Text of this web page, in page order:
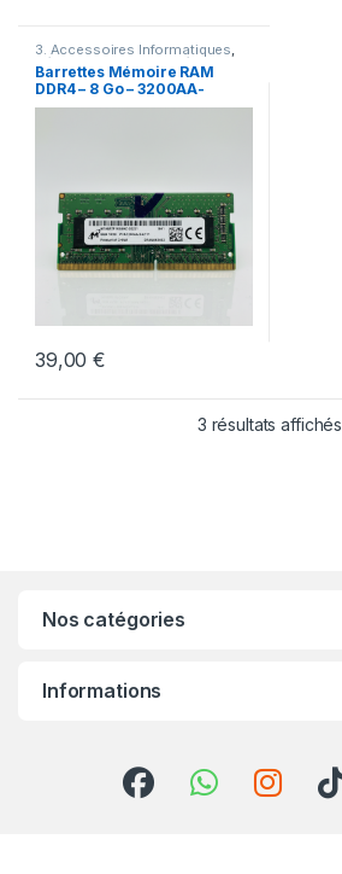
3. Accessoires Informatiques,
Déstockage , Offres spéciales
Barrettes Mémoire RAM
DDR4 – 8 Go – 3200AA-
Micron – Pour PC Portable
39,00€
3 résultats affichés
Nos catégories
Informations